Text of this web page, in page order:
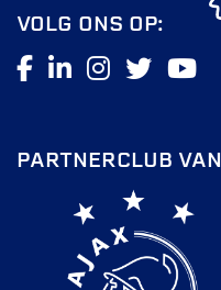
VOLG ONS OP:
PARTNERCLUB VAN